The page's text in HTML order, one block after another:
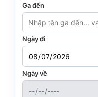
Ga đến
Ngày đi
Ngày về